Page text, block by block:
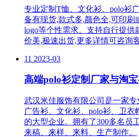
专业定制T恤、文化衫、polo衫
备有现货,款式多,颜色全,可印刷
logo等个性需求。支持自行提供
价美,极速出货,更多详情可咨询
11 2023-03
高端polo衫定制厂家与淘
武汉米佳服饰有限公司是一家专
广告衫、文化衫、polo衫、卫衣
的大型企业。拥有了300多名员
来稿、来样、来料、生产制作。